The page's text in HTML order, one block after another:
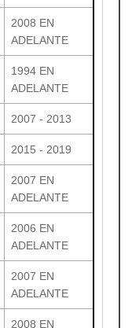
2008 EN
ADELANTE
1994 EN
ADELANTE
2007 - 2013
2015 - 2019
2007 EN
ADELANTE
2006 EN
ADELANTE
2007 EN
ADELANTE
2008 EN